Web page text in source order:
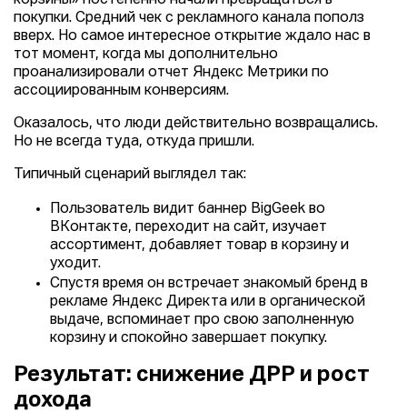
покупки. Средний чек с рекламного канала пополз
вверх. Но самое интересное открытие ждало нас в
тот момент, когда мы дополнительно
проанализировали отчет Яндекс Метрики по
ассоциированным конверсиям.
Оказалось, что люди действительно возвращались.
Но не всегда туда, откуда пришли.
Типичный сценарий выглядел так:
Пользователь видит баннер BigGeek во
ВКонтакте, переходит на сайт, изучает
ассортимент, добавляет товар в корзину и
уходит.
Спустя время он встречает знакомый бренд в
рекламе Яндекс Директа или в органической
выдаче, вспоминает про свою заполненную
корзину и спокойно завершает покупку.
Результат: снижение ДРР и рост
дохода